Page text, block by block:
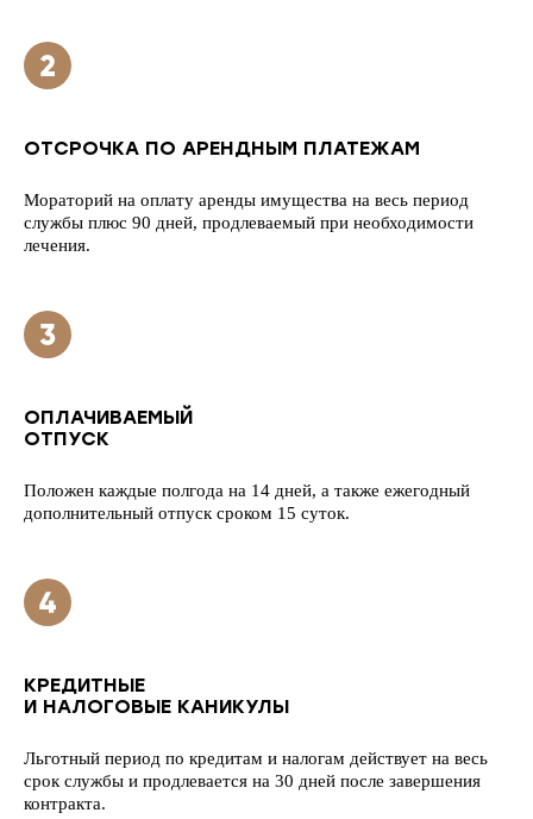
ОТСРОЧКА ПО АРЕНДНЫМ ПЛАТЕЖАМ
Мораторий на оплату аренды имущества на весь период
службы плюс 90 дней, продлеваемый при необходимости
лечения.
ОПЛАЧИВАЕМЫЙ
ОТПУСК
Положен каждые полгода на 14 дней, а также ежегодный
дополнительный отпуск сроком 15 суток.
КРЕДИТНЫЕ
И НАЛОГОВЫЕ КАНИКУЛЫ
Льготный период по кредитам и налогам действует на весь
срок службы и продлевается на 30 дней после завершения
контракта.